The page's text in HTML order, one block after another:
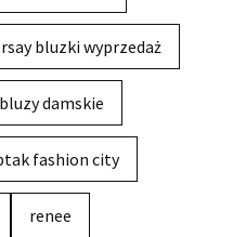
bluzki wyprzedaż
damskie
fashion city
renee